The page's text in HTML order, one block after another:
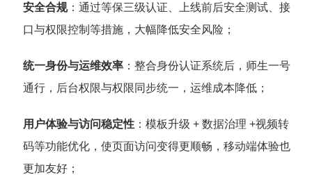
安全合规：通过等保三级认证、上线前后安全测试、接
口与权限控制等措施，大幅降低安全风险；
统一身份与运维效率：整合身份认证系统后，师生一号
通行，后台权限与权限同步统一，运维成本降低；
用户体验与访问稳定性：模板升级 + 数据治理 +视频转
码等功能优化，使页面访问变得更顺畅，移动端体验也
更加友好；